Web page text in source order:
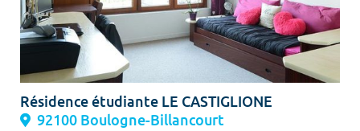
Résidence étudiante LE CASTIGLIONE
92100 Boulogne-Billancourt